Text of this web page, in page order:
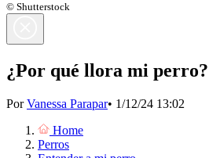
© Shutterstock
¿Por qué llora mi perro?
PorVanessa Parapar• 1/12/24 13:02
Home
Perros